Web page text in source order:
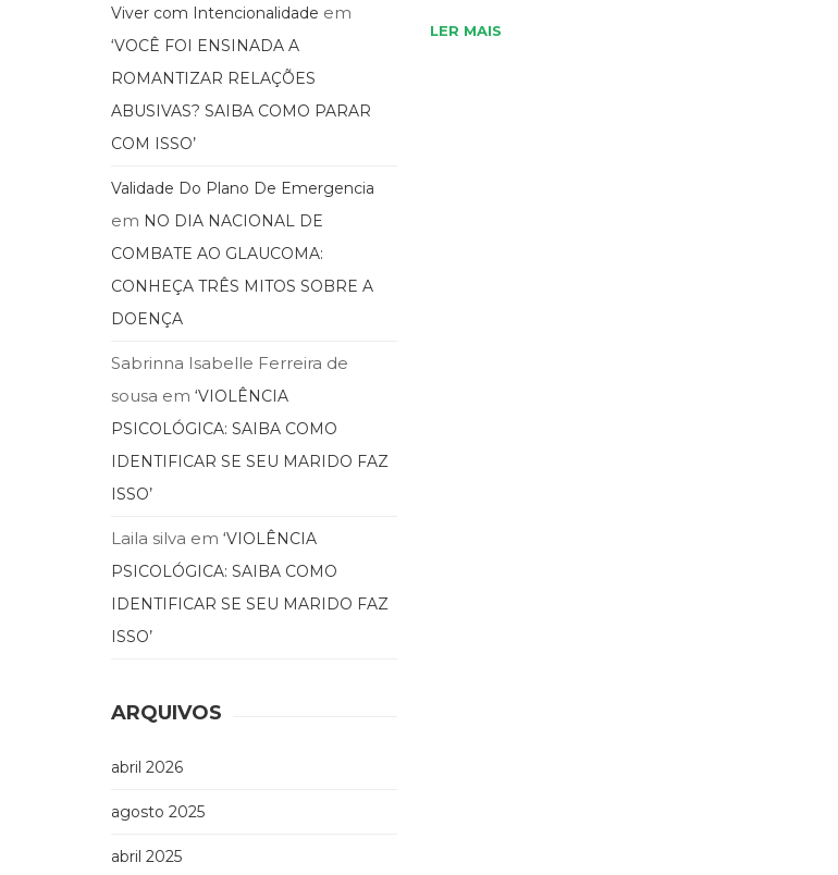
LER MAIS
Viver com Intencionalidade em
‘VOCÊ FOI ENSINADA A
ROMANTIZAR RELAÇÕES
ABUSIVAS? SAIBA COMO PARAR
COM ISSO’
Validade Do Plano De Emergencia
em NO DIA NACIONAL DE
COMBATE AO GLAUCOMA:
CONHEÇA TRÊS MITOS SOBRE A
DOENÇA
Sabrinna Isabelle Ferreira de
sousa em ‘VIOLÊNCIA
PSICOLÓGICA: SAIBA COMO
IDENTIFICAR SE SEU MARIDO FAZ
ISSO’
Laila silva em ‘VIOLÊNCIA
PSICOLÓGICA: SAIBA COMO
IDENTIFICAR SE SEU MARIDO FAZ
ISSO’
ARQUIVOS
abril 2026
agosto 2025
abril 2025